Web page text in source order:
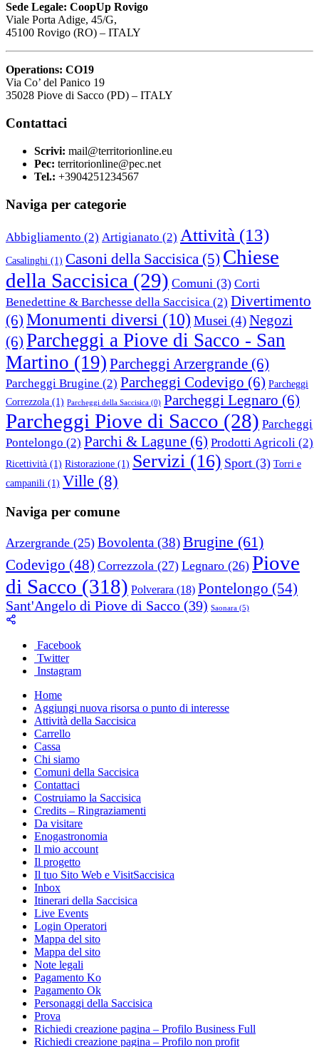
Sede Legale: CoopUp Rovigo
Viale Porta Adige, 45/G,
45100 Rovigo (RO) – ITALY
Operations: CO19
Via Co’ del Panico 19
35028 Piove di Sacco (PD) – ITALY
Contattaci
Scrivi: mail@territorionline.eu
Pec: territorionline@pec.net
Tel.: +3904251234567
Naviga per categorie
Abbigliamento (2) Artigianato (2) Attività (13)
Casalinghi (1) Casoni della Saccisica (5) Chiese
della Saccisica (29) Comuni (3) Corti
Benedettine & Barchesse della Saccisica (2) Divertimento
(6) Monumenti diversi (10) Musei (4)Negozi
(6) Parcheggi a Piove di Sacco - San
Martino (19) Parcheggi Arzergrande (6)
Parcheggi Brugine (2) Parcheggi Codevigo (6) Parcheggi
Correzzola (1) Parcheggi della Saccisica (0) Parcheggi Legnaro (6)
Parcheggi Piove di Sacco (28) Parcheggi
Pontelongo (2) Parchi & Lagune (6) Prodotti Agricoli (2)
Ricettività (1) Ristorazione (1) Servizi (16) Sport (3) Torri e
campanili (1) Ville (8)
Naviga per comune
Arzergrande (25) Bovolenta (38)Brugine (61)
Codevigo (48) Correzzola (27) Legnaro (26) Piove
di Sacco (318) Polverara (18) Pontelongo (54)
Sant'Angelo di Piove di Sacco (39) Saonara (5)
Facebook
Twitter
Instagram
Home
Aggiungi nuova risorsa o punto di interesse
Attività della Saccisica
Carrello
Cassa
Chi siamo
Comuni della Saccisica
Contattaci
Costruiamo la Saccisica
Credits – Ringraziamenti
Da visitare
Enogastronomia
Il mio account
Il progetto
Il tuo Sito Web e VisitSaccisica
Inbox
Itinerari della Saccisica
Live Events
Login Operatori
Mappa del sito
Mappa del sito
Note legali
Pagamento Ko
Pagamento Ok
Personaggi della Saccisica
Prova
Richiedi creazione pagina – Profilo Business Full
Richiedi creazione pagina – Profilo non profit